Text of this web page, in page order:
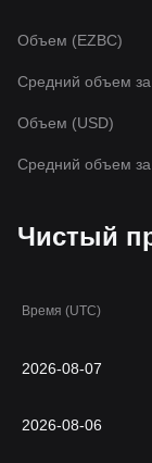
Объем (EZBC)
Средний объем
Объем (USD)
Средний объем
Чистый
Время (UTC)
2026-08-07
2026-08-06